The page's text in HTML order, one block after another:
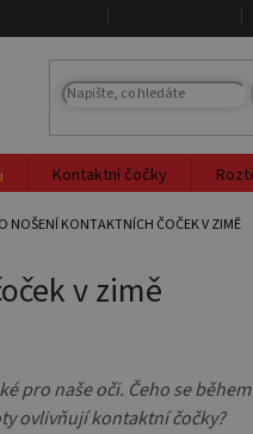
Kontaktní čočky
NOŠENÍ KONTAKTNÍCH ČOČEK V ZIMĚ
v zimě
pro naše oči. Čeho se
ovlivňují kontaktní čočky?